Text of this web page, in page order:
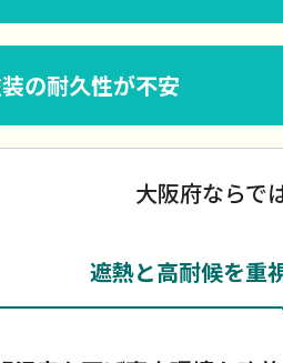
の耐久性が不安
大阪府ならで
遮熱と高耐候を重